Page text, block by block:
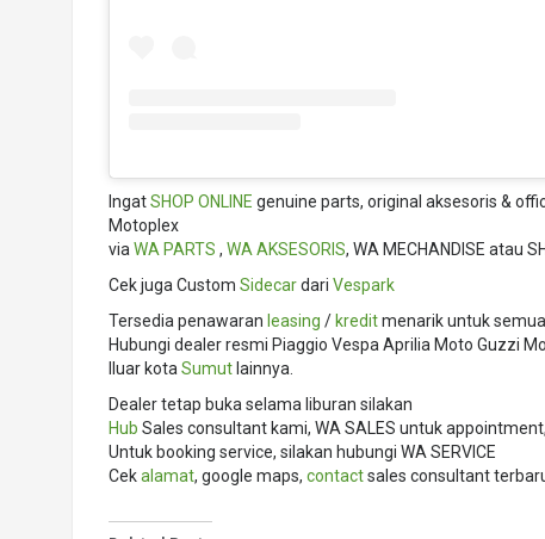
IngatSHOP ONLINE genuine parts, original aksesoris &
Motoplex
via WA PARTS , WA AKSESORIS, WA MECHANDISE atau
Cek juga Custom Sidecardari Vespark
Tersedia penawaran leasing / kreditmenarik untuk semua
Hubungi dealer resmi Piaggio Vespa Aprilia Moto Guzzi
lluar kota Sumutlainnya.
Dealer tetap buka selama liburan silakan
Hub Sales consultant kami, WA SALES untuk
Untuk booking service, silakan hubungi WA SERVICE
Cekalamat, google maps, contactsales consultant